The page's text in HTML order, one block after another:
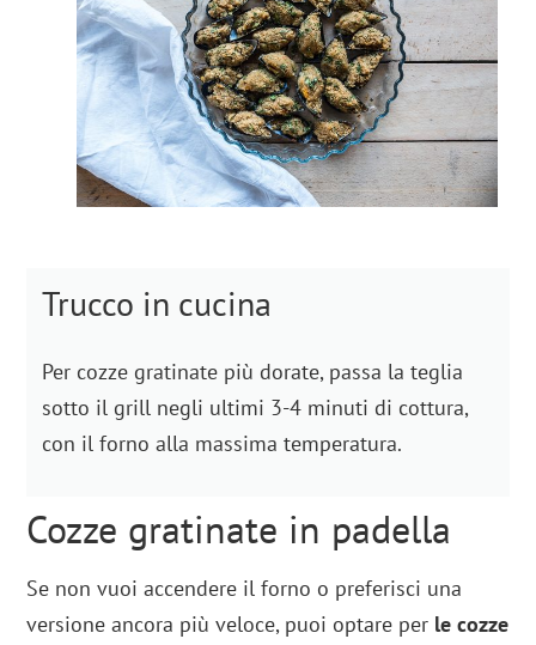
Trucco in cucina
Per cozze gratinate più dorate, passa la teglia
sotto il grill negli ultimi 3-4 minuti di cottura,
con il forno alla massima temperatura.
Cozze gratinate in padella
Se non vuoi accendere il forno o preferisci una
versione ancora più veloce, puoi optare per le cozze